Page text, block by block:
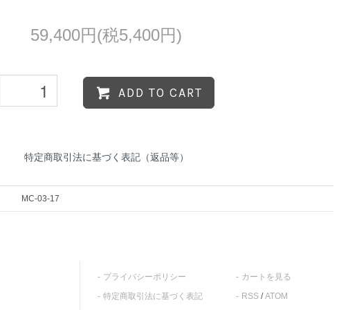
59,400円(税5,400円)
ADD TO CART
特定商取引法に基づく表記（返品等）
MC-03-17
プライバシーポリシー
特定商取引法に基づく表記
カートを見る
RSS/ATOM